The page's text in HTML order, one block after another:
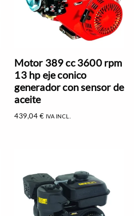
Motor 389 cc 3600 rpm
13 hp eje conico
generador con sensor de
aceite
439,04 € IVA INCL.